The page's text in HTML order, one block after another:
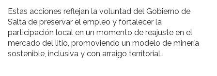
Estas acciones reflejan la voluntad del Gobierno de
Salta de preservar el empleo y fortalecer la
participación local en un momento de reajuste en el
mercado del litio, promoviendo un modelo de minería
sostenible, inclusiva y con arraigo territorial.